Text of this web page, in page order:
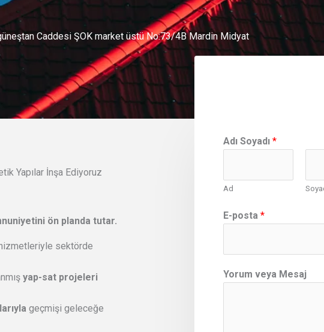
Caddesi ŞOK market üstü No:73/4B Mardin Midyat
Yapılar İnşa Ediyoruz
ön planda tutar.
sektörde
yap-sat projeleri
geçmişi geleceğe
Adı Soyadı *
Ad
E-posta *
*
v
Yorum veya Mesaj